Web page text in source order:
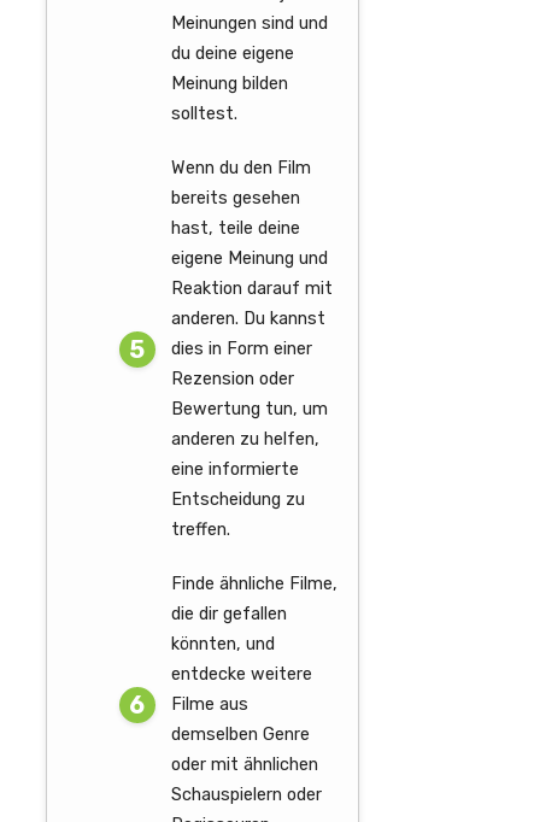
Meinungen sind und
du deine eigene
Meinung bilden
solltest.
Wenn du den Film
bereits gesehen
hast, teile deine
eigene Meinung und
Reaktion darauf mit
anderen. Du kannst
dies in Form einer
Rezension oder
Bewertung tun, um
anderen zu helfen,
eine informierte
Entscheidung zu
treffen.
Finde ähnliche Filme,
die dir gefallen
könnten, und
entdecke weitere
Filme aus
demselben Genre
oder mit ähnlichen
Schauspielern oder